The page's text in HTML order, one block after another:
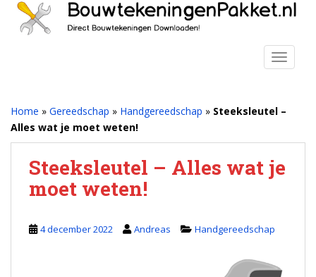
Home » Gereedschap » Handgereedschap » Steeksleutel –
Alles wat je moet weten!
Steeksleutel – Alles wat je
moet weten!
4 december 2022 Andreas Handgereedschap